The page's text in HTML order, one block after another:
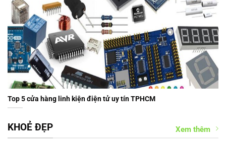
Top 5 cửa hàng linh kiện điện tử uy tín TPHCM
KHOẺ ĐẸP Xem thêm